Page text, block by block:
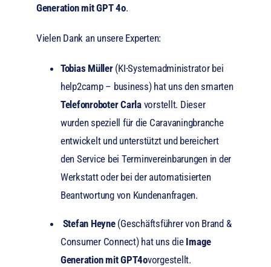
Generation mit GPT 4o.
Vielen Dank an unsere Experten:
Tobias Müller(KI-Systemadministrator bei
help2camp – business) hat uns den smarten
Telefonroboter Carlavorstellt. Dieser
wurden speziell für die Caravaningbranche
entwickelt und unterstützt und bereichert
den Service bei Terminvereinbarungen in der
Werkstatt oder bei der automatisierten
Beantwortung von Kundenanfragen.
Stefan Heyne (Geschäftsführer von Brand &
Consumer Connect) hat uns die Image
Generation mit GPT4ovorgestellt.